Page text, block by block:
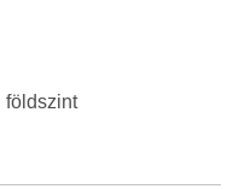
földszint